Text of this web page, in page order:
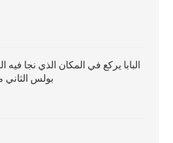
البابا يركع في المكان الذي نجا فيه
بولس الثاني